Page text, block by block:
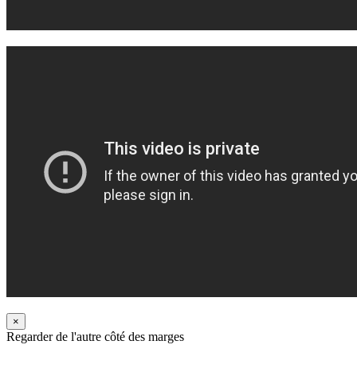
×
Regarder de l'autre côté des marges